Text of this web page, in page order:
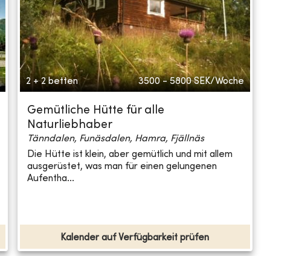
2 + 2 betten 3500 - 5800 SEK/Woche
Gemütliche Hütte für alle
Naturliebhaber
Tänndalen, Funäsdalen, Hamra, Fjällnäs
Die Hütte ist klein, aber gemütlich und mit allem
ausgerüstet, was man für einen gelungenen
Aufentha...
Kalender auf Verfügbarkeit prüfen